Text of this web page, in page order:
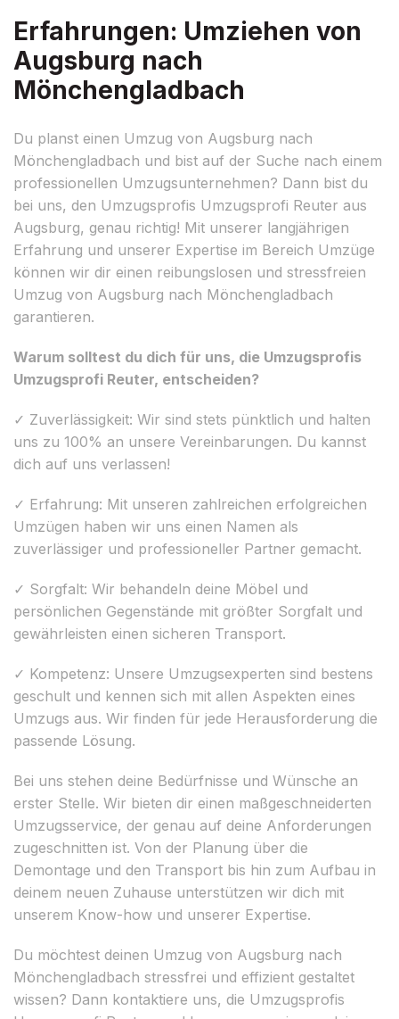
Erfahrungen: Umziehen von
Augsburg nach
Mönchengladbach
Du planst einen Umzug von Augsburg nach
Mönchengladbach und bist auf der Suche nach einem
professionellen Umzugsunternehmen? Dann bist du
bei uns, den Umzugsprofis Umzugsprofi Reuter aus
Augsburg, genau richtig! Mit unserer langjährigen
Erfahrung und unserer Expertise im Bereich Umzüge
können wir dir einen reibungslosen und stressfreien
Umzug von Augsburg nach Mönchengladbach
garantieren.
Warum solltest du dich für uns, die Umzugsprofis
Umzugsprofi Reuter, entscheiden?
✓ Zuverlässigkeit: Wir sind stets pünktlich und halten
uns zu 100% an unsere Vereinbarungen. Du kannst
dich auf uns verlassen!
✓ Erfahrung: Mit unseren zahlreichen erfolgreichen
Umzügen haben wir uns einen Namen als
zuverlässiger und professioneller Partner gemacht.
✓ Sorgfalt: Wir behandeln deine Möbel und
persönlichen Gegenstände mit größter Sorgfalt und
gewährleisten einen sicheren Transport.
✓ Kompetenz: Unsere Umzugsexperten sind bestens
geschult und kennen sich mit allen Aspekten eines
Umzugs aus. Wir finden für jede Herausforderung die
passende Lösung.
Bei uns stehen deine Bedürfnisse und Wünsche an
erster Stelle. Wir bieten dir einen maßgeschneiderten
Umzugsservice, der genau auf deine Anforderungen
zugeschnitten ist. Von der Planung über die
Demontage und den Transport bis hin zum Aufbau in
deinem neuen Zuhause unterstützen wir dich mit
unserem Know-how und unserer Expertise.
Du möchtest deinen Umzug von Augsburg nach
Mönchengladbach stressfrei und effizient gestaltet
wissen? Dann kontaktiere uns, die Umzugsprofis